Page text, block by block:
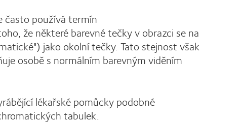
často používá termín
že některé barevné tečky v obrazci se na
jako okolní tečky. Tato stejnost však
osobě s normálním barevným viděním
lékařské pomůcky podobné
tabulek.